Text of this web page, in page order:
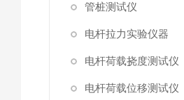
管桩测试仪
电杆拉力实验仪器
电杆荷载挠度测试仪
电杆荷载位移测试仪